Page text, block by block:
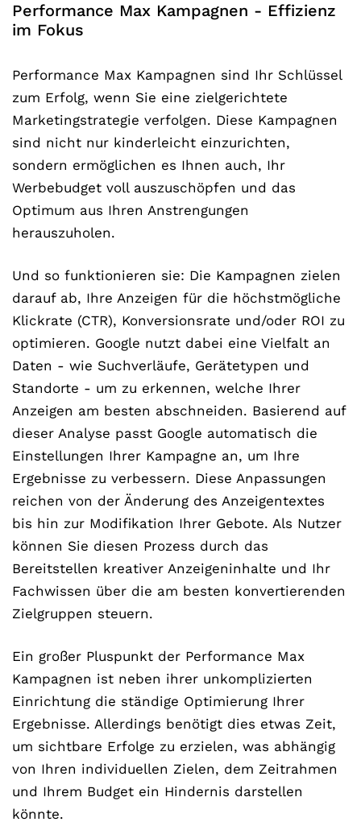
Performance Max Kampagnen - Effizienz
im Fokus
Performance Max Kampagnen sind Ihr Schlüssel
zum Erfolg, wenn Sie eine zielgerichtete
Marketingstrategie verfolgen. Diese Kampagnen
sind nicht nur kinderleicht einzurichten,
sondern ermöglichen es Ihnen auch, Ihr
Werbebudget voll auszuschöpfen und das
Optimum aus Ihren Anstrengungen
herauszuholen.
Und so funktionieren sie: Die Kampagnen zielen
darauf ab, Ihre Anzeigen für die höchstmögliche
Klickrate (CTR), Konversionsrate und/oder ROI zu
optimieren. Google nutzt dabei eine Vielfalt an
Daten - wie Suchverläufe, Gerätetypen und
Standorte - um zu erkennen, welche Ihrer
Anzeigen am besten abschneiden. Basierend auf
dieser Analyse passt Google automatisch die
Einstellungen Ihrer Kampagne an, um Ihre
Ergebnisse zu verbessern. Diese Anpassungen
reichen von der Änderung des Anzeigentextes
bis hin zur Modifikation Ihrer Gebote. Als Nutzer
können Sie diesen Prozess durch das
Bereitstellen kreativer Anzeigeninhalte und Ihr
Fachwissen über die am besten konvertierenden
Zielgruppen steuern.
Ein großer Pluspunkt der Performance Max
Kampagnen ist neben ihrer unkomplizierten
Einrichtung die ständige Optimierung Ihrer
Ergebnisse. Allerdings benötigt dies etwas Zeit,
um sichtbare Erfolge zu erzielen, was abhängig
von Ihren individuellen Zielen, dem Zeitrahmen
und Ihrem Budget ein Hindernis darstellen
könnte.